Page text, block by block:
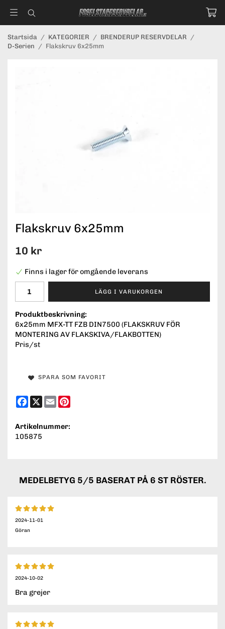
Startsida / KATEGORIER / BRENDERUP RESERVDELAR /
D-Serien / Flakskruv 6x25mm
Flakskruv 6x25mm
10 kr
Finns i lager för omgående leverans
LÄGG I VARUKORGEN
Produktbeskrivning:
6x25mm MFX-TT FZB DIN7500 (FLAKSKRUV FÖR
MONTERING AV FLAKSKIVA/FLAKBOTTEN)
Pris/st
SPARA SOM FAVORIT
Facebook
X Email
Artikelnummer:
105875
MEDELBETYG 5/5 BASERAT PÅ 6 ST RÖSTER.
2024-11-01
Göran
2024-10-02
Bra grejer